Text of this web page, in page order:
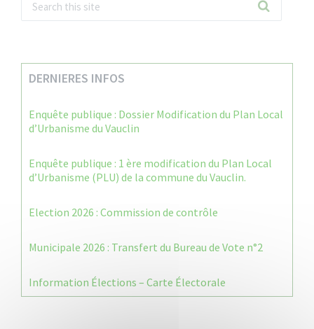
DERNIERES INFOS
Enquête publique : Dossier Modification du Plan Local
d’Urbanisme du Vauclin
Enquête publique : 1 ère modification du Plan Local
d’Urbanisme (PLU) de la commune du Vauclin.
Election 2026 : Commission de contrôle
Municipale 2026 : Transfert du Bureau de Vote n°2
Information Élections – Carte Électorale